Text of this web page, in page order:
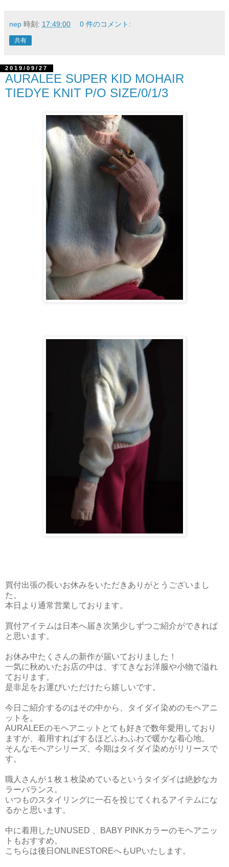
nep 時刻: 17:49:00 0 件のコメント:
共有
2019/09/27
AURALEE SUPER KID MOHAIR
TIEDYE KNIT P/O SIZE/0/1/3
買付出張の長いお休みをいただきありがとうございまし
た。
本日より通常営業しております。
買付アイテムは日本へ届き次第少しずつご紹介ができれば
と思います。
お休み中たくさんの新作が届いておりました！
一気に秋めいたお店の中は、すてきなお洋服や小物で溢れ
ております。
是非足をお運びいただけたら嬉しいです。
今日ご紹介するのはその中から、タイダイ染めのモヘアニ
ットを。
AURALEEのモヘアニットとても好きで数年愛用しており
ますが、着用すればするほどふわふわで暖かな着心地。
そんなモヘアシリーズ、今期はタイダイ染めがリリースで
す。
職人さんが１枚１枚染めているというタイダイは絶妙なカ
ラーバランス。
いつものスタイリングに一石を投じてくれるアイテムにな
るかと思います。
中に着用したUNUSED 、BABY PINKカラーのモヘアニッ
トもおすすめ。
こちらは後日ONLINESTOREへもUPいたします。